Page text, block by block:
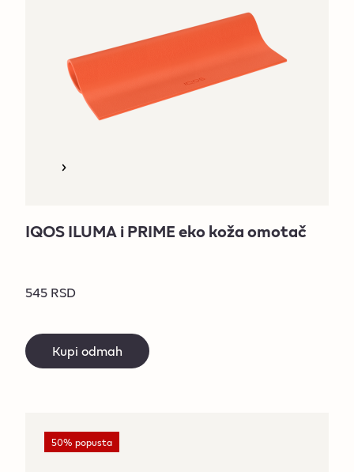
IQOS ILUMA i PRIME eko koža omotač
545 RSD
Kupi odmah
50% popusta